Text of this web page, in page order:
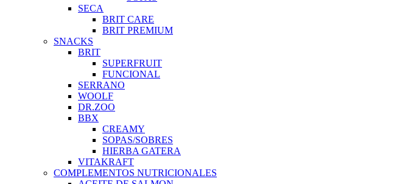
SECA
BRIT CARE
BRIT PREMIUM
SNACKS
BRIT
SUPERFRUIT
FUNCIONAL
SERRANO
WOOLF
DR.ZOO
BBX
CREAMY
SOPAS/SOBRES
HIERBA GATERA
VITAKRAFT
COMPLEMENTOS NUTRICIONALES